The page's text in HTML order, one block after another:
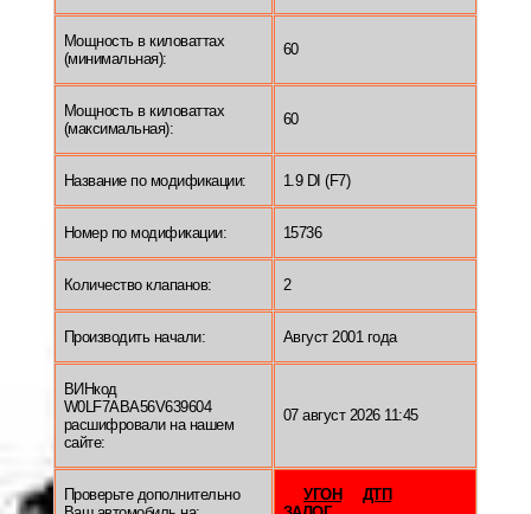
Мощность в киловаттах
(минимальная):
60
Мощность в киловаттах
(максимальная):
60
Название по модификации: 1.9 DI (F7)
Номер по модификации: 15736
Количество клапанов: 2
Производить начали: Август 2001 года
ВИНкод
W0LF7ABA56V639604
расшифровали на нашем
сайте:
07 август 2026 11:45
Проверьте дополнительно
УГОН
ДТП